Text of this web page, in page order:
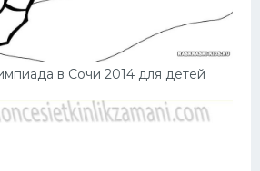
в Сочи 2014 для детей